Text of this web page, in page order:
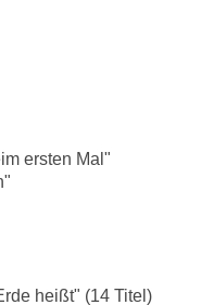
ersten Mal"
heißt" (14 Titel)